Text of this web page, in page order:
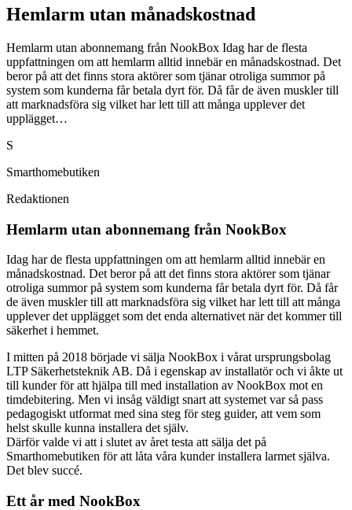
Hemlarm utan månadskostnad
Hemlarm utan abonnemang från NookBox Idag har de flesta
uppfattningen om att hemlarm alltid innebär en månadskostnad. Det
beror på att det finns stora aktörer som tjänar otroliga summor på
system som kunderna får betala dyrt för. Då får de även muskler till
att marknadsföra sig vilket har lett till att många upplever det
upplägget…
S
Smarthomebutiken
Redaktionen
Hemlarm utan abonnemang från NookBox
Idag har de flesta uppfattningen om att hemlarm alltid innebär en
månadskostnad. Det beror på att det finns stora aktörer som tjänar
otroliga summor på system som kunderna får betala dyrt för. Då får
de även muskler till att marknadsföra sig vilket har lett till att många
upplever det upplägget som det enda alternativet när det kommer till
säkerhet i hemmet.
I mitten på 2018 började vi sälja NookBox i vårat ursprungsbolag
LTP Säkerhetsteknik AB. Då i egenskap av installatör och vi åkte ut
till kunder för att hjälpa till med installation av NookBox mot en
timdebitering. Men vi insåg väldigt snart att systemet var så pass
pedagogiskt utformat med sina steg för steg guider, att vem som
helst skulle kunna installera det själv.
Därför valde vi att i slutet av året testa att sälja det på
Smarthomebutiken för att låta våra kunder installera larmet själva.
Det blev succé.
Ett år med NookBox